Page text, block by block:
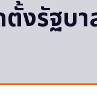
งรัฐบา